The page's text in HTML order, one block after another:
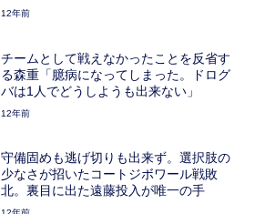
12年前
チームとして戦えなかったことを反省す
る森重「臆病になってしまった。ドログ
バは1人でどうしようも出来ない」
12年前
守備固めも逃げ切りも出来ず。選択肢の
少なさが招いたコートジボワール戦敗
北。裏目に出た遠藤投入が唯一の手